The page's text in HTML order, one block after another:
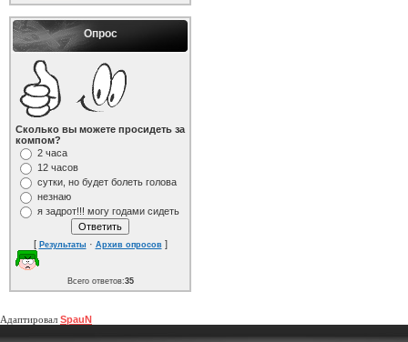
Опрос
Сколько вы можете просидеть за
компом?
2 часа
12 часов
сутки, но будет болеть голова
незнаю
я задрот!!! могу годами сидеть
[ Результаты · Архив опросов]
Всего ответов:35
Адаптировал SpauN